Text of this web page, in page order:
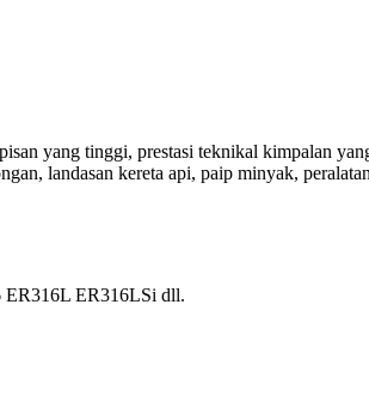
yang tinggi, prestasi teknikal kimpalan
landasan kereta api, paip minyak,
ER316L ER316LSi dll.